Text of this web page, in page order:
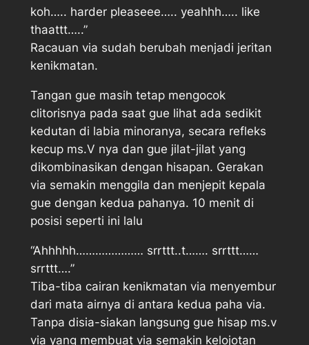
koh….. harder pleaseee….. yeahhh….. like
thaattt…..”
Racauan via sudah berubah menjadi jeritan
kenikmatan.
Tangan gue masih tetap mengocok
clitorisnya pada saat gue lihat ada sedikit
kedutan di labia minoranya, secara refleks
kecup ms.V nya dan gue jilat-jilat yang
dikombinasikan dengan hisapan. Gerakan
via semakin menggila dan menjepit kepala
gue dengan kedua pahanya. 10 menit di
posisi seperti ini lalu
“Ahhhhh………………… srrttt..t……. srrttt……
srrttt….”
Tiba-tiba cairan kenikmatan via menyembur
dari mata airnya di antara kedua paha via.
Tanpa disia-siakan langsung gue hisap ms.v
via yang membuat via semakin kelojotan